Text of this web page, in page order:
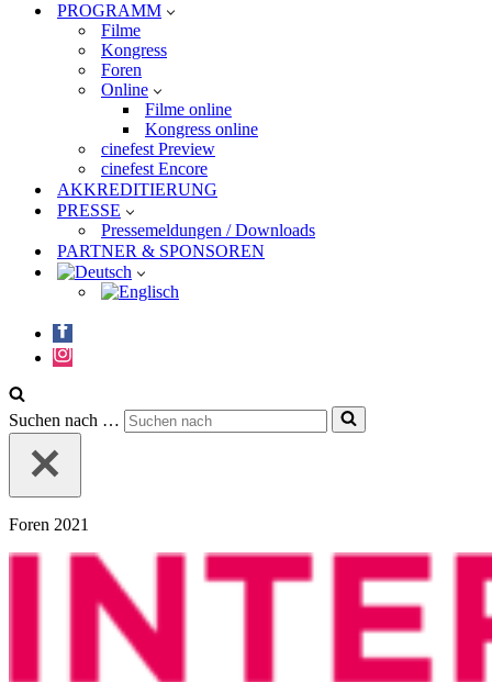
PROGRAMM
Filme
Kongress
Foren
Online
Filme online
Kongress online
cinefest Preview
cinefest Encore
AKKREDITIERUNG
PRESSE
Pressemeldungen / Downloads
PARTNER & SPONSOREN
Suchen nach …
Foren 2021